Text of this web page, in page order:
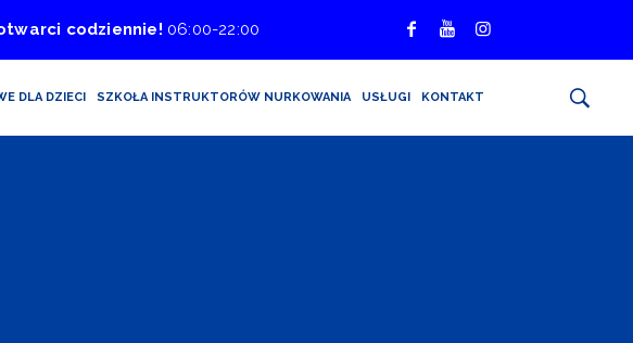
codziennie! 06:00-22:00
DLA DZIECI SZKOŁA INSTRUKTORÓW NURKOWANIA USŁUGI KONTAKT